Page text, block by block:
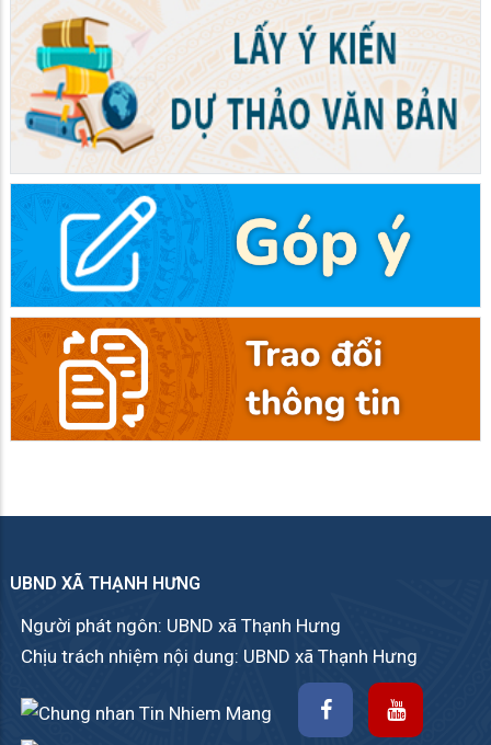
UBND XÃ THẠNH HƯNG
Người phát ngôn: UBND xã Thạnh Hưng
Chịu trách nhiệm nội dung: UBND xã Thạnh Hưng